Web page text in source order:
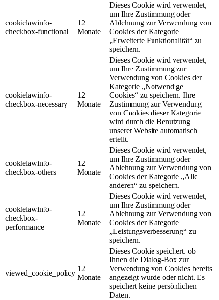
cookielawinfo-
checkbox-functional
12
Monate
Dieses Cookie wird verwendet,
um Ihre Zustimmung oder
Ablehnung zur Verwendung von
Cookies der Kategorie
„Erweiterte Funktionalität“ zu
speichern.
cookielawinfo-
checkbox-necessary
12
Monate
Dieses Cookie wird verwendet,
um Ihre Zustimmung zur
Verwendung von Cookies der
Kategorie „Notwendige
Cookies“ zu speichern. Ihre
Zustimmung zur Verwendung
von Cookies dieser Kategorie
wird durch die Benutzung
unserer Website automatisch
erteilt.
cookielawinfo-
checkbox-others
12
Monate
Dieses Cookie wird verwendet,
um Ihre Zustimmung oder
Ablehnung zur Verwendung von
Cookies der Kategorie „Alle
anderen“ zu speichern.
cookielawinfo-
checkbox-
performance
12
Monate
Dieses Cookie wird verwendet,
um Ihre Zustimmung oder
Ablehnung zur Verwendung von
Cookies der Kategorie
„Leistungsverbesserung“ zu
speichern.
viewed_cookie_policy
12
Monate
Dieses Cookie speichert, ob
Ihnen die Dialog-Box zur
Verwendung von Cookies bereits
angezeigt wurde oder nicht. Es
speichert keine persönlichen
Daten.